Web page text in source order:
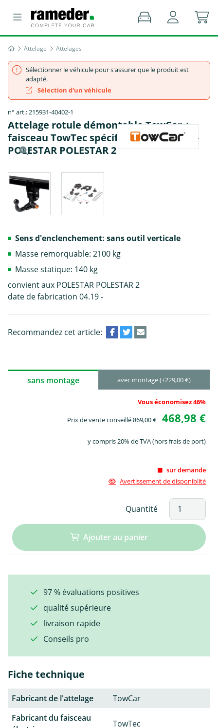
Attelage Attelages
Sélectionner le véhicule pour s'assurer que le produit est
adapté.
Sélection d'un véhicule
n° art.: 215931-40402-1
Attelage rotule démontable TowCar +
faisceau TowTec spécifique 13 broches -
POLESTAR POLESTAR 2
Sens d'enclenchement: sans outil verticale
Masse remorquable: 2100 kg
Masse statique: 140 kg
convient aux POLESTAR POLESTAR 2
date de fabrication 04.19 -
Recommandez cet article:
sans montage avec montage (+229,00 €)
Vous économisez 46%
Prix de vente conseillé869,00 € 468,98 €
y compris 20% de TVA (hors frais de port)
sur demande
Avertissement de disponiblité
Quantité
Ajouter au panier
97 % évaluations positives
qualité supérieure
livraison rapide
Conseils pro
Fiche technique
Fabricant de l'attelage
TowCar
Fabricant du faisceau
TowTec